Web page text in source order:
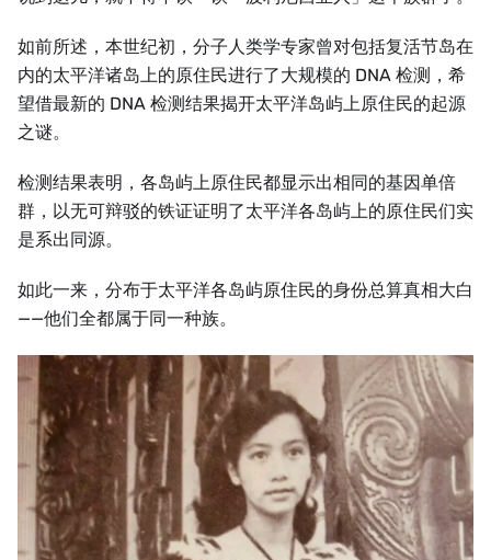
如前所述，本世纪初，分子人类学专家曾对包括复活节岛在
内的太平洋诸岛上的原住民进行了大规模的 DNA 检测，希
望借最新的 DNA 检测结果揭开太平洋岛屿上原住民的起源
之谜。
检测结果表明，各岛屿上原住民都显示出相同的基因单倍
群，以无可辩驳的铁证证明了太平洋各岛屿上的原住民们实
是系出同源。
如此一来，分布于太平洋各岛屿原住民的身份总算真相大白
——他们全都属于同一种族。